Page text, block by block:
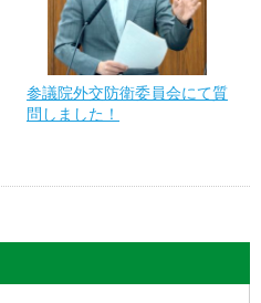
参議院外交防衛委員会にて質
問しました！